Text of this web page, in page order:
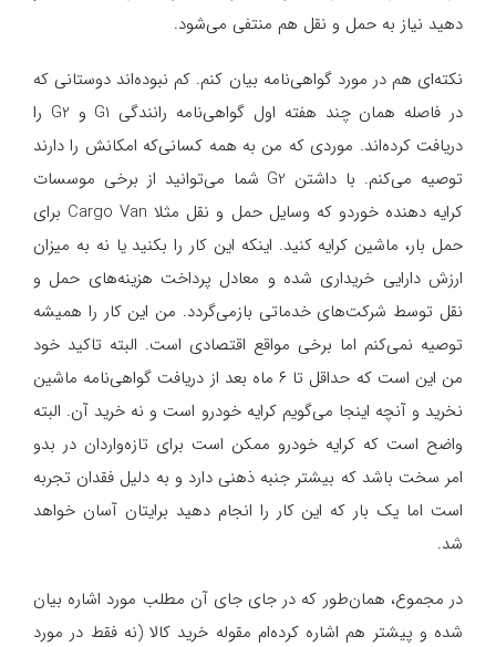
دهید نیاز به حمل و نقل هم منتفی می‌شود.
نکته‌ای هم در مورد گواهی‌نامه بیان کنم. کم نبوده‌اند دوستانی که
در فاصله همان چند هفته اول گواهی‌نامه رانندگی G1 و G2 را
دریافت کرده‌اند. موردی که من به همه کسانی‌که امکانش را دارند
توصیه می‌کنم. با داشتن G2 شما می‌توانید از برخی موسسات
کرایه دهنده خوردو که وسایل حمل و نقل مثلا Cargo Van برای
حمل بار، ماشین کرایه کنید. اینکه این کار را بکنید یا نه به میزان
ارزش دارایی خریداری شده و معادل پرداخت هزینه‌های حمل و
نقل توسط شرکت‌های خدماتی بازمی‌گردد. من این کار را همیشه
توصیه نمی‌کنم اما برخی مواقع اقتصادی است. البته تاکید خود
من این است که حداقل تا ۶ ماه بعد از دریافت گواهی‌نامه ماشین
نخرید و آنچه اینجا می‌گویم کرایه خودرو است و نه خرید آن. البته
واضح است که کرایه خودرو ممکن است برای تازه‌واردان در بدو
امر سخت باشد که بیشتر جنبه ذهنی دارد و به دلیل فقدان تجربه
است اما یک بار که این کار را انجام دهید برایتان آسان خواهد
شد.
در مجموع، همان‌طور که در جای جای آن مطلب مورد اشاره بیان
شده و پیشتر هم اشاره کرده‌ام مقوله خرید کالا (نه فقط در مورد